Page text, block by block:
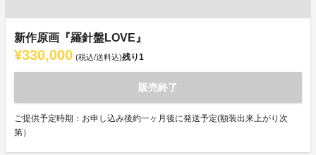
新作原画『羅針盤LOVE』
¥330,000 (税込/送料込)残り1
販売終了
ご提供予定時期：お申し込み後約一ヶ月後に発送予定(額装出来上がり次
第）